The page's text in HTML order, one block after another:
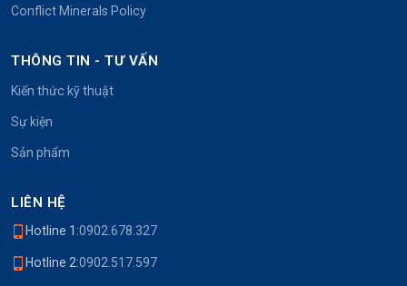
Conflict Minerals Policy
THÔNG TIN - TƯ VẤN
Kiến thức kỹ thuật
Sự kiện
Sản phẩm
LIÊN HỆ
Hotline 1:0902.678.327
Hotline 2:0902.517.597